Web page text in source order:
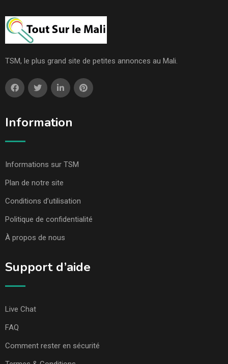
TSM, le plus grand site de petites annonces au Mali.
Information
Informations sur TSM
Plan de notre site
Conditions d’utilisation
Politique de confidentialité
À propos de nous
Support d’aide
Live Chat
FAQ
Comment rester en sécurité